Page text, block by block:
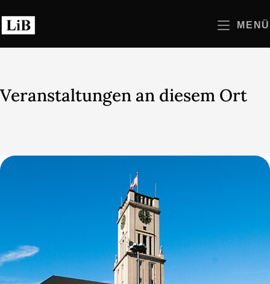
Inhalt
springen
MENÜ
Veranstaltungen an diesem Ort